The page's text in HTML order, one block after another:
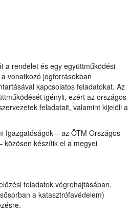
a rendelet és egy együttműködési
vonatkozó jogforrásokban
kapcsolatos feladatokat. Az
igényli, ezért az országos
feladatait, valamint kijelöli a
Igazgatóságok – az ÖTM Országos
közösen készítik el a megyei
feladatok végrehajtásában,
a katasztrófavédelem)